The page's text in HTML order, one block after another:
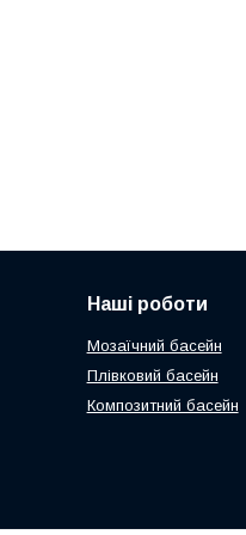
Наші роботи
Мозаїчний басейн
Плівковий басейн
Композитний басейн